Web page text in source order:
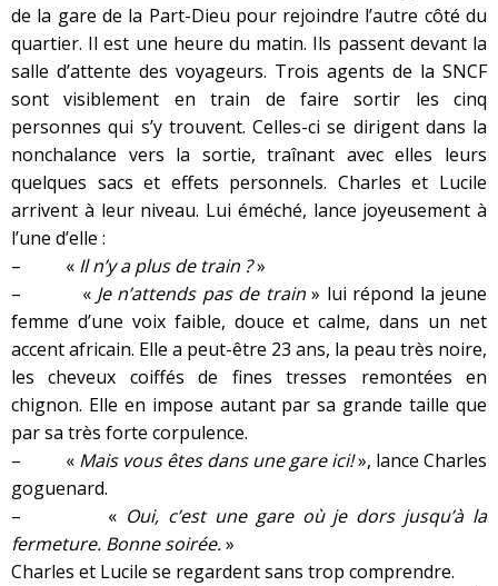
de la gare de la Part-Dieu pour rejoindre l’autre côté du
quartier. Il est une heure du matin. Ils passent devant la
salle d’attente des voyageurs. Trois agents de la SNCF
sont visiblement en train de faire sortir les cinq
personnes qui s’y trouvent. Celles-ci se dirigent dans la
nonchalance vers la sortie, traînant avec elles leurs
quelques sacs et effets personnels. Charles et Lucile
arrivent à leur niveau. Lui éméché, lance joyeusement à
l’une d’elle :
– « Il n’y a plus de train ?»
– « Je n’attends pas de train» lui répond la jeune
femme d’une voix faible, douce et calme, dans un net
accent africain. Elle a peut-être 23 ans, la peau très noire,
les cheveux coiffés de fines tresses remontées en
chignon. Elle en impose autant par sa grande taille que
par sa très forte corpulence.
– « Mais vous êtes dans une gare ici!», lance Charles
goguenard.
– « Oui, c’est une gare où je dors jusqu’à la
fermeture. Bonne soirée.»
Charles et Lucile se regardent sans trop comprendre.